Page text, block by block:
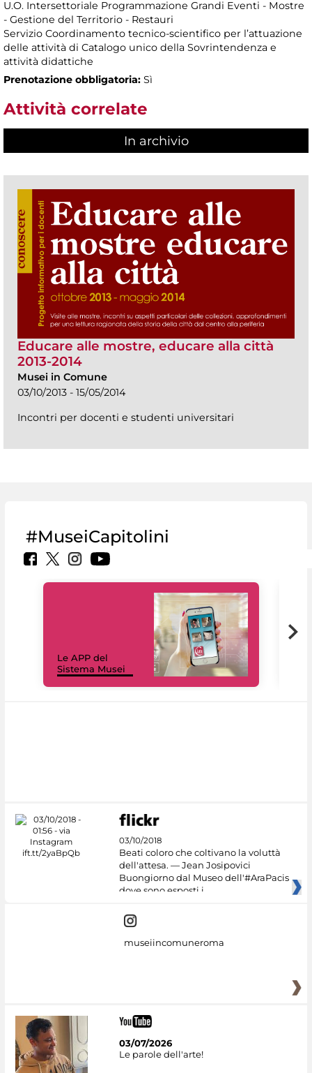
U.O. Intersettoriale Programmazione Grandi Eventi - Mostre
- Gestione del Territorio - Restauri
Servizio Coordinamento tecnico-scientifico per l’attuazione
delle attività di Catalogo unico della Sovrintendenza e
attività didattiche
Prenotazione obbligatoria: Sì
Attività correlate
In archivio
Educare alle mostre, educare alla città
2013-2014
Musei in Comune
03/10/2013 - 15/05/2014
Incontri per docenti e studenti universitari
#MuseiCapitolini
Le APP del
Sistema Musei
03/10/2018
Beati coloro che coltivano la voluttà
dell'attesa. — Jean Josipovici
Buongiorno dal Museo dell'#AraPacis
dove sono esposti i
museiincomuneroma
03/07/2026
Le parole dell'arte!